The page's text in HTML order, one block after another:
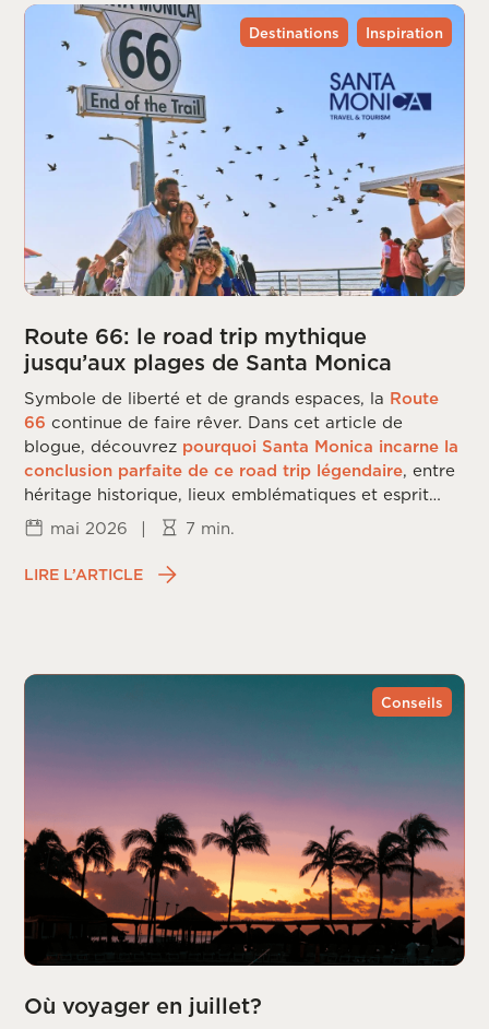
Destinations Inspiration
Route 66: le road trip mythique
jusqu’aux plages de Santa Monica
Symbole de liberté et de grands espaces, la Route
66 continue de faire rêver. Dans cet article de
blogue, découvrez pourquoi Santa Monica incarne la
conclusion parfaite de ce road trip légendaire, entre
héritage historique, lieux emblématiques et esprit
californien.
mai 2026 | 7 min.
LIRE L’ARTICLE
Conseils
Où voyager en juillet?